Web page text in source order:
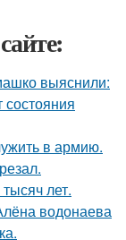
выяснили:
состояния
в армию.
лет.
водонаева